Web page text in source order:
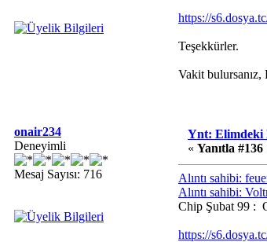
https://
Teşekkürler.
Vakit
onair234
Deneyimli
Mesaj Sayısı: 716
Ynt: Elimdeki
« Yanıtla #136
Alıntı sahibi:
Alıntı sahibi:
Chip Şubat 99 :
https://